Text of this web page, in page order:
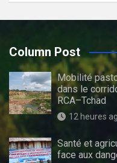
Column Post
Mobilité
dans le
RCA–Tchad
12 heures
Santé et
face aux